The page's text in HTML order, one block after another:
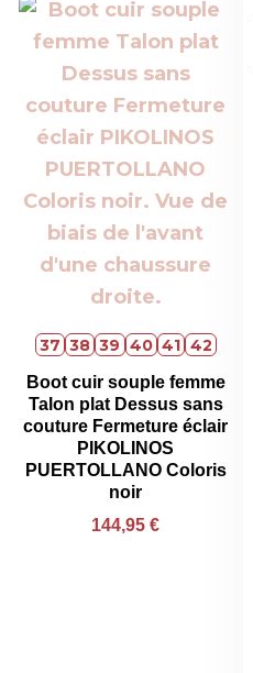
37 38 39 40 41 42
Boot cuir souple femme
Talon plat Dessus sans
couture Fermeture éclair
PIKOLINOS
PUERTOLLANO Coloris
noir
144,95€